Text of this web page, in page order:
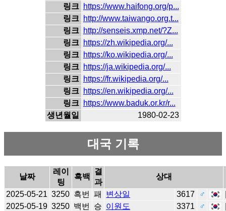
링크 https://www.haifong.org/p...
링크 http://www.taiwango.org.t...
링크 http://senseis.xmp.net/?Z...
링크 https://zh.wikipedia.org/...
링크 https://ko.wikipedia.org/...
링크 https://ja.wikipedia.org/...
링크 https://fr.wikipedia.org/...
링크 https://en.wikipedia.org/...
링크 https://www.baduk.or.kr/r...
생년월일
1980-02-23
대국 기록
날짜
레이
팅
흑백
결
과
상대
2025-05-21 3250 흑번 패 변상일 3617 ♂
2025-05-19 3250 백번 승 이원도 3371 ♂